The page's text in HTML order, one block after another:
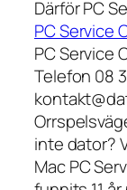
Därför PC
PC Service
PC Service
Telefon 08
inte dator?
Mac PC